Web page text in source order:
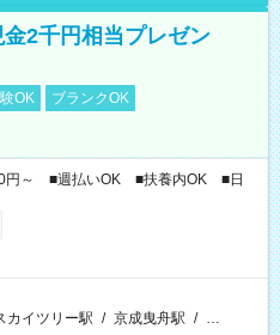
2千円相当プレゼン
OK
ブランクOK
円～ ■週払いOK ■扶養内OK ■日
カイツリー駅 / 京成曳舟駅 / …